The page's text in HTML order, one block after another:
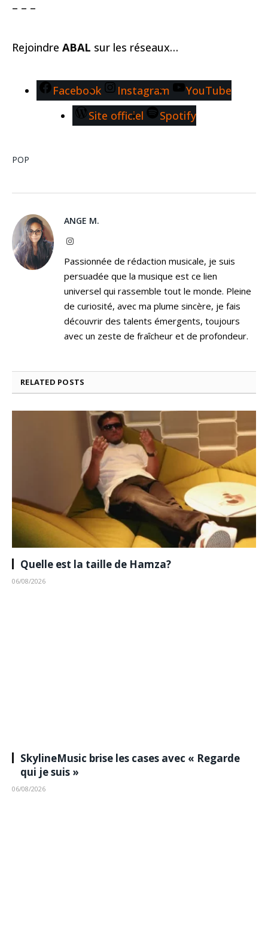
– – –
Rejoindre ABAL sur les réseaux…
Facebook Instagram
YouTube
Site officiel
Spotify
POP
ANGE M.
Instagram
Passionnée de rédaction musicale, je suis
persuadée que la musique est ce lien
universel qui rassemble tout le monde. Pleine
de curiosité, avec ma plume sincère, je fais
découvrir des talents émergents, toujours
avec un zeste de fraîcheur et de profondeur.
RELATED POSTS
Quelle est la taille de Hamza?
06/08/2026
SkylineMusic brise les cases avec « Regarde
qui je suis »
06/08/2026